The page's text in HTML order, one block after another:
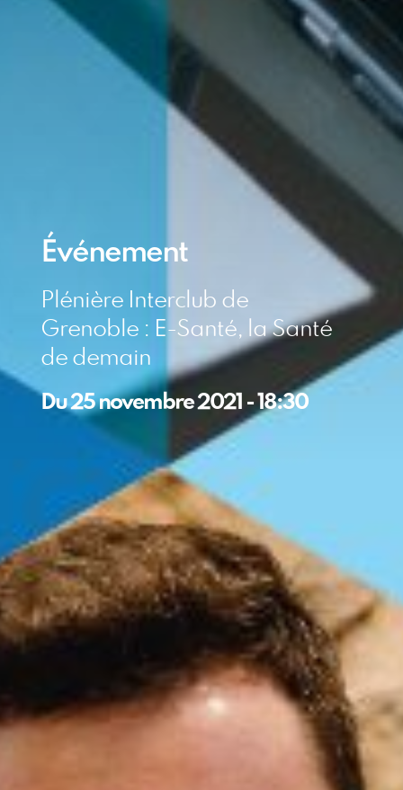
Événement
Plénière Interclub de
Grenoble : E-Santé, la Santé
de demain
Du25 novembre 2021 -18:30